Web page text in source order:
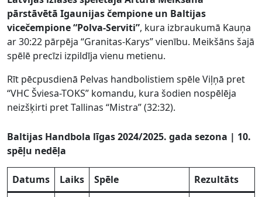
pārstāvētā Igaunijas čempione un Baltijas
vicečempione “Polva-Serviti”, kura izbraukumā Kauņa
ar 30:22 pārpēja “Granitas-Karys” vienību. Meikšāns šajā
spēlē precīzi izpildīja vienu metienu.
Rīt pēcpusdienā Pelvas handbolistiem spēle Viļņā pret
“VHC Šviesa-TOKS” komandu, kura šodien nospēlēja
neizšķirti pret Tallinas “Mistra” (32:32).
Baltijas Handbola līgas 2024/2025. gada sezona | 10.
spēļu nedēļa
Datums Laiks Spēle Rezultāts